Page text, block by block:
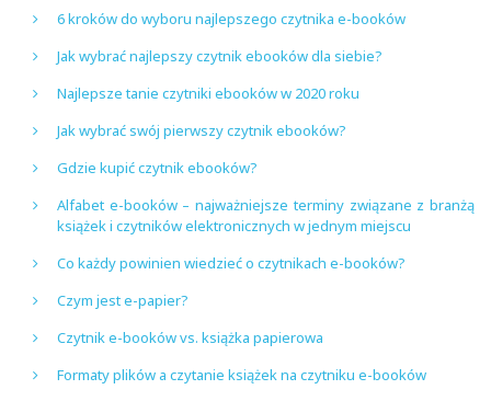
6 kroków do wyboru najlepszego czytnika e-booków
Jak wybrać najlepszy czytnik ebooków dla siebie?
Najlepsze tanie czytniki ebooków w 2020 roku
Jak wybrać swój pierwszy czytnik ebooków?
Gdzie kupić czytnik ebooków?
Alfabet e-booków – najważniejsze terminy związane z branżą
książek i czytników elektronicznych w jednym miejscu
Co każdy powinien wiedzieć o czytnikach e-booków?
Czym jest e-papier?
Czytnik e-booków vs. książka papierowa
Formaty plików a czytanie książek na czytniku e-booków